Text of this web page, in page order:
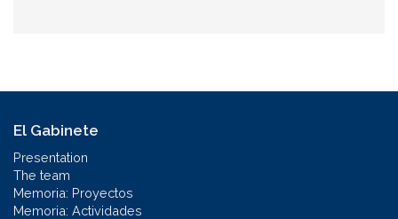
El Gabinete
Presentation
The team
Memoria: Proyectos
Memoria: Actividades